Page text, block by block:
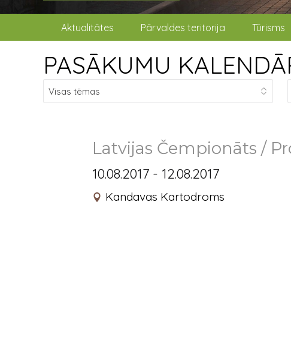
Aktualitātes Pārvaldes teritorija Tūrisms
PASĀKUMU
Latvijas Čempionāts /
10.08.2017 - 12.08.2017
Kandavas Kartodroms